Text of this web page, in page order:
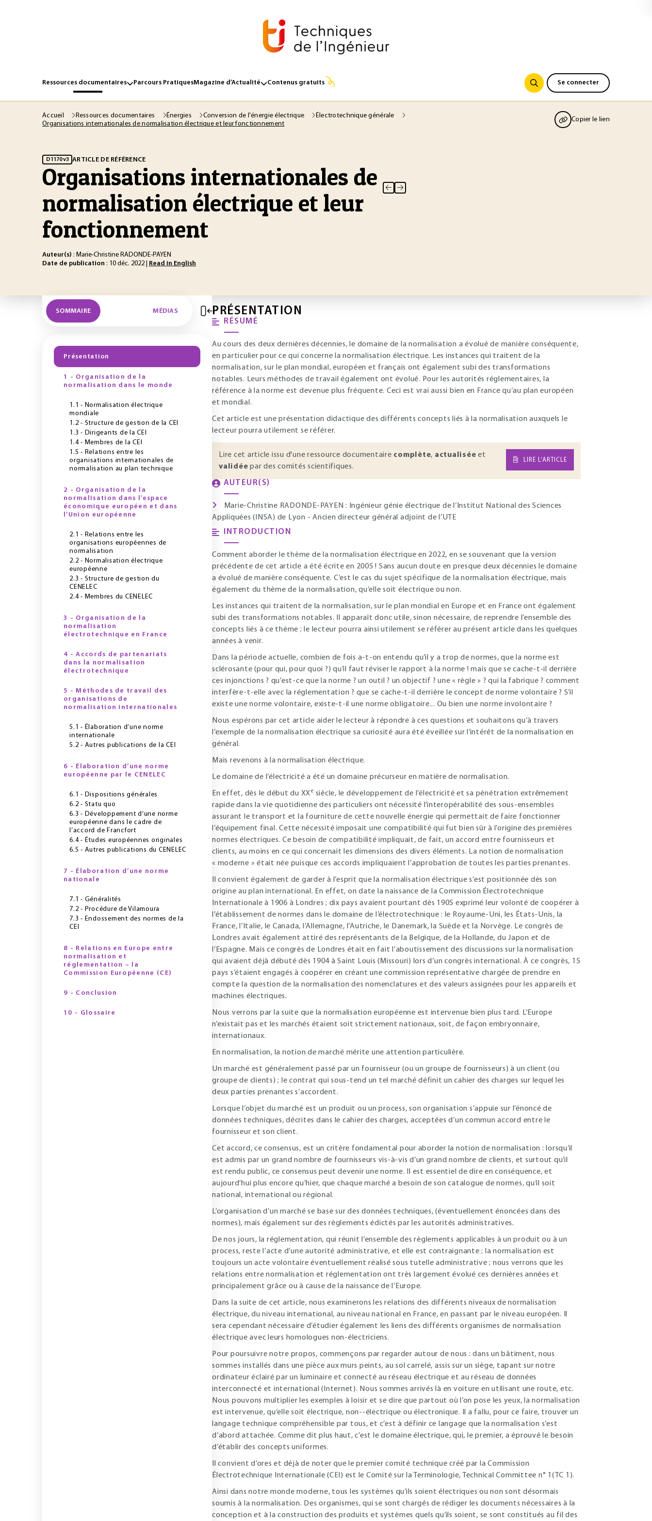
Ressources documentaires Parcours PratiquesMagazine d’Actualité Contenus gratuits Se connecter
Accueil Ressources documentaires Énergies Conversion de l'énergie électrique
Électrotechnique générale
Organisations internationales de normalisation électrique et leur fonctionnement
Copier le lien
D1170 v3 ARTICLE DE RÉFÉRENCE
Organisations internationales de
normalisation électrique et leur
fonctionnement
Auteur(s) : Marie-Christine RADONDE-PAYEN
Date de publication : 10 déc. 2022 | Read in English
SOMMAIRE MÉDIAS
Présentation
1 - Organisation de la
normalisation dans le monde
1.1 - Normalisation électrique
mondiale
1.2 - Structure de gestion de la CEI
1.3 - Dirigeants de la CEI
1.4 - Membres de la CEI
1.5 - Relations entre les
organisations internationales de
normalisation au plan technique
2 - Organisation de la
normalisation dans l’espace
économique européen et dans
l’Union européenne
2.1 - Relations entre les
organisations européennes de
normalisation
2.2 - Normalisation électrique
européenne
2.3 - Structure de gestion du
CENELEC
2.4 - Membres du CENELEC
3 - Organisation de la
normalisation
électrotechnique en France
4 - Accords de partenariats
dans la normalisation
électrotechnique
5 - Méthodes de travail des
organisations de
normalisation internationales
5.1 - Élaboration d’une norme
internationale
5.2 - Autres publications de la CEI
6 - Élaboration d’une norme
européenne par le CENELEC
6.1 - Dispositions générales
6.2 - Statu quo
6.3 - Développement d’une norme
européenne dans le cadre de
l’accord de Francfort
6.4 - Études européennes originales
6.5 - Autres publications du CENELEC
7 - Élaboration d’une norme
nationale
7.1 - Généralités
7.2 - Procédure de Vilamoura
7.3 - Endossement des normes de la
CEI
8 - Relations en Europe entre
normalisation et
réglementation – la
Commission Européenne (CE)
9 - Conclusion
10 - Glossaire
PRÉSENTATION
RÉSUMÉ
Au cours des deux dernières décennies, le domaine de la normalisation a évolué de manière conséquente,
en particulier pour ce qui concerne la normalisation électrique. Les instances qui traitent de la
normalisation, sur le plan mondial, européen et français ont également subi des transformations
notables. Leurs méthodes de travail également ont évolué. Pour les autorités réglementaires, la
référence à la norme est devenue plus fréquente. Ceci est vrai aussi bien en France qu’au plan européen
et mondial.
Cet article est une présentation didactique des différents concepts liés à la normalisation auxquels le
lecteur pourra utilement se référer.
Lire cet article issu d'une ressource documentaire complète, actualisée et
validée par des comités scientifiques.
LIRE L’ARTICLE
AUTEUR(S)
Marie-Christine RADONDE-PAYEN : Ingénieur génie électrique de l’Institut National des Sciences
Appliquées (INSA) de Lyon - Ancien directeur général adjoint de l’UTE
INTRODUCTION
Comment aborder le thème de la normalisation électrique en 2022, en se souvenant que la version
précédente de cet article a été écrite en 2005 ! Sans aucun doute en presque deux décennies le domaine
a évolué de manière conséquente. C’est le cas du sujet spécifique de la normalisation électrique, mais
également du thème de la normalisation, qu’elle soit électrique ou non.
Les instances qui traitent de la normalisation, sur le plan mondial en Europe et en France ont également
subi des transformations notables. Il apparaît donc utile, sinon nécessaire, de reprendre l’ensemble des
concepts liés à ce thème ; le lecteur pourra ainsi utilement se référer au présent article dans les quelques
années à venir.
Dans la période actuelle, combien de fois a-t-on entendu qu’il y a trop de normes, que la norme est
sclérosante (pour qui, pour quoi ?) qu’il faut réviser le rapport à la norme ! mais que se cache-t-il derrière
ces injonctions ? qu’est-ce que la norme ? un outil ? un objectif ? une « règle » ? qui la fabrique ? comment
interfère-t-elle avec la réglementation ? que se cache-t-il derrière le concept de norme volontaire ? S’il
existe une norme volontaire, existe-t-il une norme obligatoire... Ou bien une norme involontaire ?
Nous espérons par cet article aider le lecteur à répondre à ces questions et souhaitons qu’à travers
l’exemple de la normalisation électrique sa curiosité aura été éveillée sur l’intérêt de la normalisation en
général.
Mais revenons à la normalisation électrique.
Le domaine de l’électricité a été un domaine précurseur en matière de normalisation.
En effet, dès le début du XXe siècle, le développement de l’électricité et sa pénétration extrêmement
rapide dans la vie quotidienne des particuliers ont nécessité l’interopérabilité des sous-ensembles
assurant le transport et la fourniture de cette nouvelle énergie qui permettait de faire fonctionner
l’équipement final. Cette nécessité imposait une compatibilité qui fut bien sûr à l’origine des premières
normes électriques. Ce besoin de compatibilité impliquait, de fait, un accord entre fournisseurs et
clients, au moins en ce qui concernait les dimensions des divers éléments. La notion de normalisation
« moderne » était née puisque ces accords impliquaient l’approbation de toutes les parties prenantes.
Il convient également de garder à l’esprit que la normalisation électrique s’est positionnée dès son
origine au plan international. En effet, on date la naissance de la Commission Électrotechnique
Internationale à 1906 à Londres ; dix pays avaient pourtant dès 1905 exprimé leur volonté de coopérer à
l’établissement de normes dans le domaine de l’électrotechnique : le Royaume-Uni, les États-Unis, la
France, l’Italie, le Canada, l’Allemagne, l’Autriche, le Danemark, la Suède et la Norvège. Le congrès de
Londres avait également attiré des représentants de la Belgique, de la Hollande, du Japon et de
l’Espagne. Mais ce congrès de Londres était en fait l’aboutissement des discussions sur la normalisation
qui avaient déjà débuté dès 1904 à Saint Louis (Missouri) lors d’un congrès international. À ce congrès, 15
pays s’étaient engagés à coopérer en créant une commission représentative chargée de prendre en
compte la question de la normalisation des nomenclatures et des valeurs assignées pour les appareils et
machines électriques.
Nous verrons par la suite que la normalisation européenne est intervenue bien plus tard. L’Europe
n’existait pas et les marchés étaient soit strictement nationaux, soit, de façon embryonnaire,
internationaux.
En normalisation, la notion de marché mérite une attention particulière.
Un marché est généralement passé par un fournisseur (ou un groupe de fournisseurs) à un client (ou
groupe de clients) ; le contrat qui sous-tend un tel marché définit un cahier des charges sur lequel les
deux parties prenantes s’accordent.
Lorsque l’objet du marché est un produit ou un process, son organisation s’appuie sur l’énoncé de
données techniques, décrites dans le cahier des charges, acceptées d’un commun accord entre le
fournisseur et son client.
Cet accord, ce consensus, est un critère fondamental pour aborder la notion de normalisation : lorsqu’il
est admis par un grand nombre de fournisseurs vis-à-vis d’un grand nombre de clients, et surtout qu’il
est rendu public, ce consensus peut devenir une norme. Il est essentiel de dire en conséquence, et
aujourd’hui plus encore qu’hier, que chaque marché a besoin de son catalogue de normes, qu’il soit
national, international ou régional.
L’organisation d’un marché se base sur des données techniques, (éventuellement énoncées dans des
normes), mais également sur des règlements édictés par les autorités administratives.
De nos jours, la réglementation, qui réunit l’ensemble des règlements applicables à un produit ou à un
process, reste l’acte d’une autorité administrative, et elle est contraignante ; la normalisation est
toujours un acte volontaire éventuellement réalisé sous tutelle administrative ; nous verrons que les
relations entre normalisation et réglementation ont très largement évolué ces dernières années et
principalement grâce ou à cause de la naissance de l’Europe.
Dans la suite de cet article, nous examinerons les relations des différents niveaux de normalisation
électrique, du niveau international, au niveau national en France, en passant par le niveau européen. Il
sera cependant nécessaire d’étudier également les liens des différents organismes de normalisation
électrique avec leurs homologues non-électriciens.
Pour poursuivre notre propos, commençons par regarder autour de nous : dans un bâtiment, nous
sommes installés dans une pièce aux murs peints, au sol carrelé, assis sur un siège, tapant sur notre
ordinateur éclairé par un luminaire et connecté au réseau électrique et au réseau de données
interconnecté et international (Internet). Nous sommes arrivés là en voiture en utilisant une route, etc.
Nous pouvons multiplier les exemples à loisir et se dire que partout où l’on pose les yeux, la normalisation
est intervenue, qu’elle soit électrique, non--électrique ou électronique. Il a fallu, pour ce faire, trouver un
langage technique compréhensible par tous, et c’est à définir ce langage que la normalisation s’est
d’abord attachée. Comme dit plus haut, c’est le domaine électrique, qui, le premier, a éprouvé le besoin
d’établir des concepts uniformes.
Il convient d’ores et déjà de noter que le premier comité technique créé par la Commission
Électrotechnique Internationale (CEI) est le Comité sur la Terminologie, Technical Committee n° 1(TC 1).
Ainsi dans notre monde moderne, tous les systèmes qu’ils soient électriques ou non sont désormais
soumis à la normalisation. Des organismes, qui se sont chargés de rédiger les documents nécessaires à la
conception et à la construction des produits et systèmes quels qu’ils soient, se sont constitués au fil des